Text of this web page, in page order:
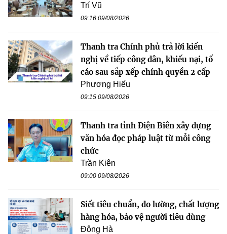
Trí Vũ
09:16 09/08/2026
Thanh tra Chính phủ trả lời kiến
nghị về tiếp công dân, khiếu nại, tố
cáo sau sắp xếp chính quyền 2 cấp
Phương Hiếu
09:15 09/08/2026
Thanh tra tỉnh Điện Biên xây dựng
văn hóa đọc pháp luật từ mỗi công
chức
Trần Kiên
09:00 09/08/2026
Siết tiêu chuẩn, đo lường, chất lượng
hàng hóa, bảo vệ người tiêu dùng
Đông Hà